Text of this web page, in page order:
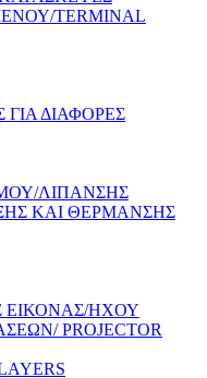
TERMINAL
ΔΙΑΦΟΡΕΣ
ΛΙΠΑΝΣΗΣ
ΚΑΙ ΘΕΡΜΑΝΣΗΣ
ΗΧΟΥ
PROJECTOR